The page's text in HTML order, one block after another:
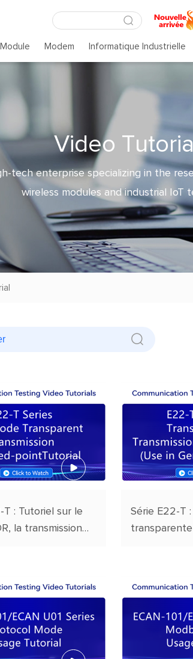
Module Modem Informatique Industrielle
Vid eo Tutoria
tech enterprise specializing in the
wireless modules and industrial IoT
T : Tutoriel sur le
la transmission
Série E22-T :